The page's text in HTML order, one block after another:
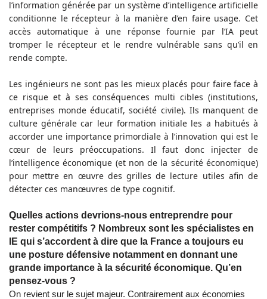
l’information générée par un système d’intelligence artificielle
conditionne le récepteur à la manière d’en faire usage. Cet
accès automatique à une réponse fournie par l’IA peut
tromper le récepteur et le rendre vulnérable sans qu’il en
rende compte.
Les ingénieurs ne sont pas les mieux placés pour faire face à
ce risque et à ses conséquences multi cibles (institutions,
entreprises monde éducatif, société civile). Ils manquent de
culture générale car leur formation initiale les a habitués à
accorder une importance primordiale à l’innovation qui est le
cœur de leurs préoccupations. Il faut donc injecter de
l’intelligence économique (et non de la sécurité économique)
pour mettre en œuvre des grilles de lecture utiles afin de
détecter ces manœuvres de type cognitif.
Quelles actions devrions-nous entreprendre pour
rester compétitifs ? Nombreux sont les spécialistes en
IE qui s’accordent à dire que la France a toujours eu
une posture défensive notamment en donnant une
grande importance à la sécurité économique. Qu’en
pensez-vous ?
On revient sur le sujet majeur. Contrairement aux économies